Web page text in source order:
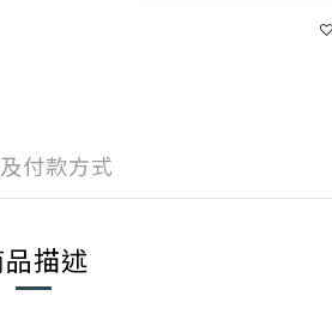
付款方式
描述